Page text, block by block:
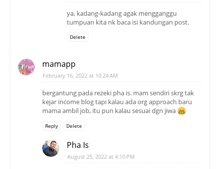
ya, kadang-kadang agak mengganggu
tumpuan kita nk baca isi kandungan post.
Delete
mamapp
February 16, 2022 at 10:24 AM
bergantung pada rezeki pha is. mam sendiri skrg tak
kejar income blog tapi kalau ada org approach baru
mama ambil job, itu pun kalau sesuai dgn jiwa
Reply Delete
Pha Is
August 25, 2022 at 4:10 PM